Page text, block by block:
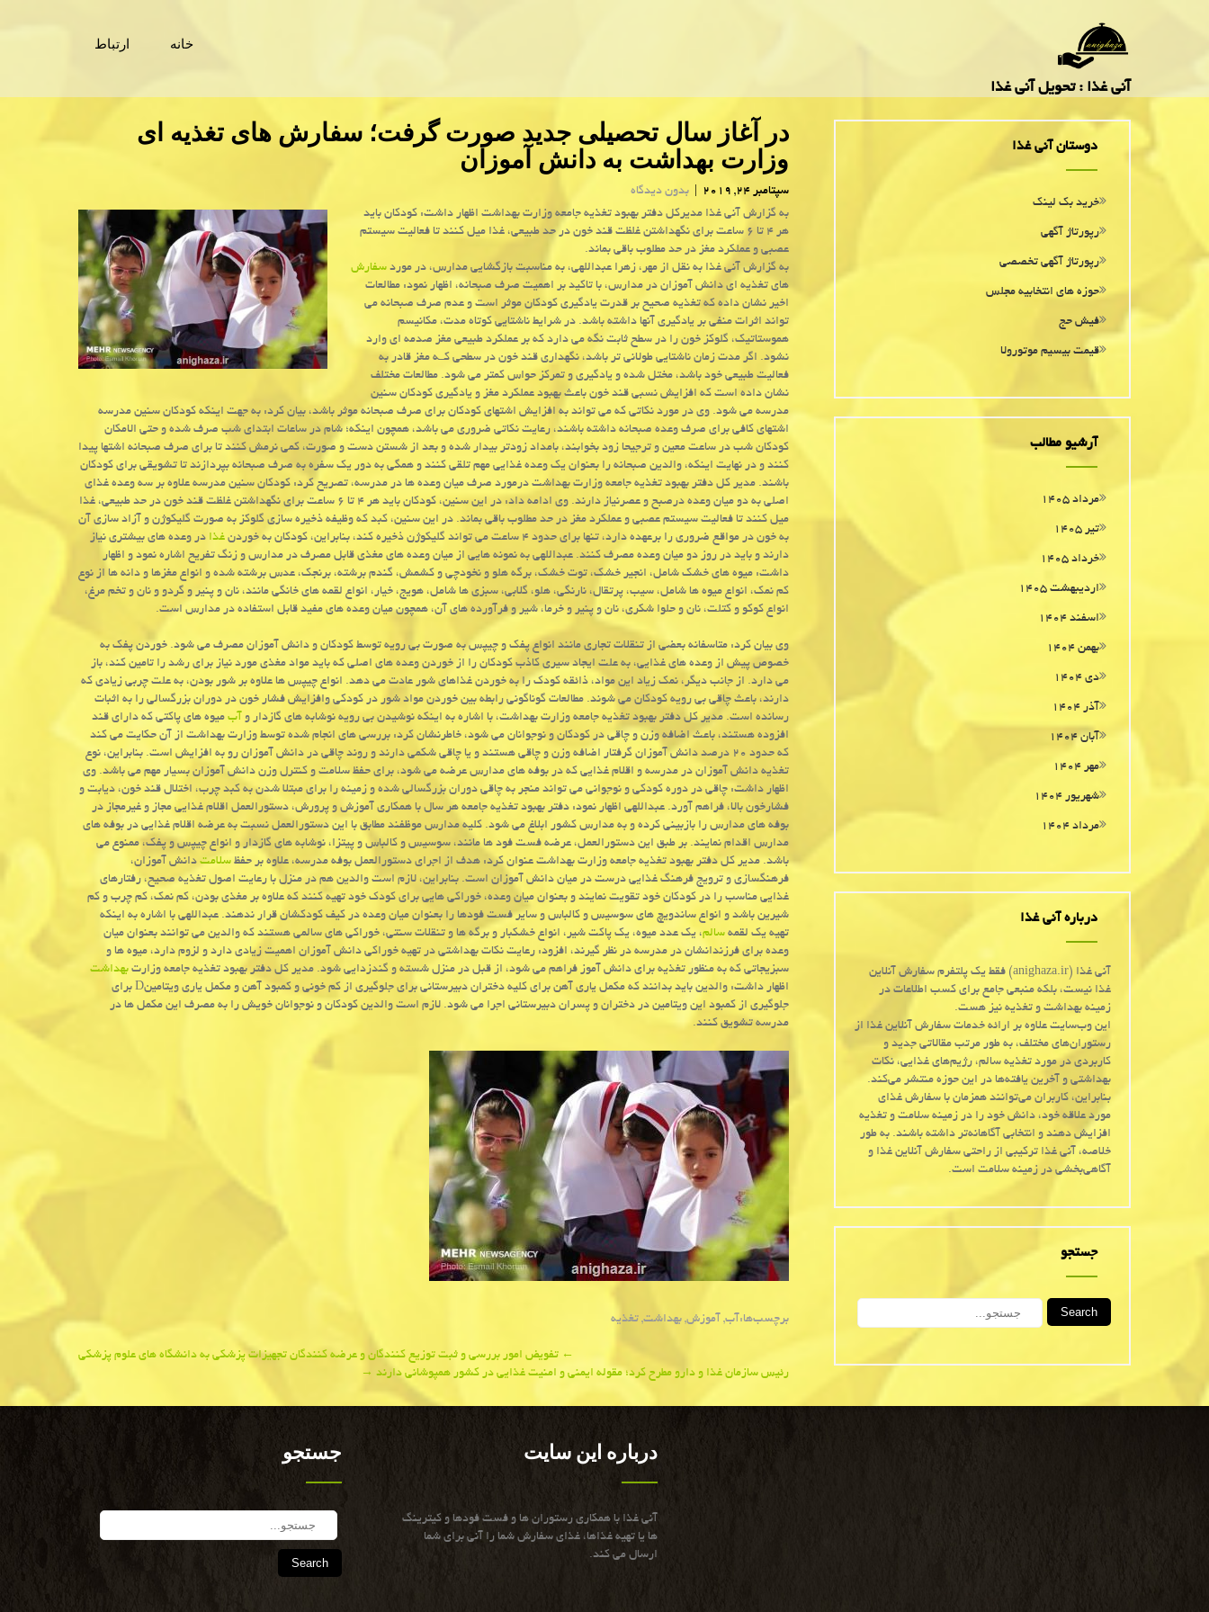
آنی غذا : تحویل آنی غذا
خانه ارتباط
در آغاز سال تحصیلی جدید صورت گرفت؛ سفارش های تغذیه ای
وزارت بهداشت به دانش آموزان
سپتامبر 24, 2019
بدون دیدگاه
به گزارش آنی غذا مدیركل دفتر بهبود تغذیه جامعه وزارت بهداشت اظهار داشت: كودكان باید
هر ۴ تا ۶ ساعت برای نگهداشتن غلظت قند خون در حد طبیعی، غذا میل كنند تا فعالیت سیستم
عصبی و عملكرد مغز در حد مطلوب باقی بماند.
به گزارش آنی غذا به نقل از مهر، زهرا عبداللهی، به مناسبت بازگشایی مدارس، در مورد سفارش
های تغذیه ای دانش آموزان در مدارس، با تاكید بر اهمیت صرف صبحانه، اظهار نمود: مطالعات
اخیر نشان داده كه تغذیه صحیح بر قدرت یادگیری كودكان موثر است و عدم صرف صبحانه می
تواند اثرات منفی بر یادگیری آنها داشته باشد. در شرایط ناشتایی كوتاه مدت، مكانیسم
هموستاتیك، گلوكز خون را در سطح ثابت نگه می دارد كه بر عملكرد طبیعی مغز صدمه ای وارد
نشود. اگر مدت زمان ناشتایی طولانی تر باشد، نگهداری قند خون در سطحی كــه مغز قادر به
فعالیت طبیعی خود باشد، مختل شده و یادگیری و تمركز حواس كمتر می شود. مطالعات مختلف
نشان داده است كه افزایش نسبی قند خون باعث بهبود عملكرد مغز و یادگیری كودكان سنین
مدرسه می شود. وی در مورد نكاتی كه می تواند به افزایش اشتهای كودكان برای صرف صبحانه موثر باشد، بیان كرد: به جهت اینكه كودكان سنین مدرسه
اشتهای كافی برای صرف وعده صبحانه داشته باشند، رعایت نكاتی ضروری می باشد، همچون اینكه؛ شام در ساعات ابتدای شب صرف شده و حتی الامكان
كودكان شب در ساعت معین و ترجیحا زود بخوابند، بامداد زودتر بیدار شده و بعد از شستن دست و صورت، كمی نرمش كنند تا برای صرف صبحانه اشتها پیدا
كنند و در نهایت اینكه، والدین صبحانه را بعنوان یك وعده غذایی مهم تلقی كنند و همگی به دور یك سفره به صرف صبحانه بپردازند تا تشویقی برای كودكان
باشند. مدیر كل دفتر بهبود تغذیه جامعه وزارت بهداشت درمورد صرف میان وعده ها در مدرسه، تصریح كرد: كودكان سنین مدرسه علاوه بر سه وعده غذای
اصلی به دو میان وعده درصبح و عصرنیاز دارند. وی ادامه داد: در این سنین، كودكان باید هر ۴ تا ۶ ساعت برای نگهداشتن غلظت قند خون در حد طبیعی، غذا
میل كنند تا فعالیت سیستم عصبی و عملكرد مغز در حد مطلوب باقی بماند. در این سنین، كبد كه وظیفه ذخیره سازی گلوكز به صورت گلیكوژن و آزاد سازی آن
به خون در مواقع ضروری را برعهده دارد، تنها برای حدود ۴ ساعت می تواند گلیكوژن ذخیره كند، بنابراین، كودكان به خوردن
غذا در وعده های بیشتری نیاز
دارند و باید در روز دو میان وعده مصرف كنند. عبداللهی به نمونه هایی از میان وعده های مغذی قابل مصرف در مدارس و زنگ تفریح اشاره نمود و اظهار
داشت: میوه های خشك شامل، انجیر خشك، توت خشك، برگه هلو و نخودچی و كشمش، گندم برشته، برنجك، عدس برشته شده و انواع مغزها و دانه ها از نوع
كم نمك، انواع میوه ها شامل، سیب، پرتقال، نارنگی، هلو، گلابی، سبزی ها شامل، هویج، خیار، انواع لقمه های خانگی مانند، نان و پنیر و گردو و نان و تخم مرغ،
انواع كوكو و كتلت، نان و حلوا شكری، نان و پنیر و خرما، شیر و فرآورده های آن، همچون میان وعده های مفید قابل استفاده در مدارس است.
وی بیان كرد: متاسفانه بعضی از تنقلات تجاری مانند انواع پفك و چیپس به صورت بی رویه توسط كودكان و دانش آموزان مصرف می شود. خوردن پفك به
خصوص پیش از وعده های غذایی، به علت ایجاد سیری كاذب كودكان را از خوردن وعده های اصلی كه باید مواد مغذی مورد نیاز برای رشد را تامین كند، باز
می دارد. از جانب دیگر، نمك زیاد این مواد، ذائقه كودك را به خوردن غذاهای شور عادت می دهد. انواع چیپس ها علاوه بر شور بودن، به علت چربی زیادی كه
دارند، باعث چاقی بی رویه كودكان می شوند. مطالعات گوناگونی رابطه بین خوردن مواد شور در كودكی وافزایش فشار خون در دوران بزرگسالی را به اثبات
رسانده است. مدیر كل دفتر بهبود تغذیه جامعه وزارت بهداشت، با اشاره به اینكه نوشیدن بی رویه نوشابه های گازدار و آب میوه های پاكتی كه دارای قند
افزوده هستند، باعث اضافه وزن و چاقی در كودكان و نوجوانان می شود، خاطرنشان كرد: بررسی های انجام شده توسط وزارت بهداشت از آن حكایت می كند
كه حدود ۲۰ درصد دانش آموزان گرفتار اضافه وزن و چاقی هستند و یا چاقی شكمی دارند و روند چاقی در دانش آموزان رو به افزایش است. بنابراین، نوع
تغذیه دانش آموزان در مدرسه و اقلام غذایی كه در بوفه های مدارس عرضه می شود، برای حفظ سلامت و كنترل وزن دانش آموزان بسیار مهم می باشد. وی
اظهار داشت: چاقی در دوره كودكی و نوجوانی می تواند منجر به چاقی دوران بزرگسالی شده و زمینه را برای مبتلا شدن به كبد چرب، اختلال قند خون، دیابت و
فشارخون بالا، فراهم آورد. عبداللهی اظهار نمود: دفتر بهبود تغذیه جامعه هر سال با همكاری آموزش و پرورش، دستورالعمل اقلام غذایی مجاز و غیرمجاز در
بوفه های مدارس را بازبینی كرده و به مدارس كشور ابلاغ می شود. كلیه مدارس موظفند مطابق با این دستورالعمل نسبت به عرضه اقلام غذایی در بوفه های
مدارس اقدام نمایند. بر طبق این دستورالعمل، عرضه فست فود ها مانند، سوسیس و كالباس و پیتزا، نوشابه های گازدار و انواع چیپس و پفك، ممنوع می
باشد. مدیر كل دفتر بهبود تغذیه جامعه وزارت بهداشت عنوان كرد: هدف از اجرای دستورالعمل بوفه مدرسه، علاوه بر حفظ سلامت دانش آموزان،
فرهنگسازی و ترویج فرهنگ غذایی درست در میان دانش آموزان است. بنابراین، لازم است والدین هم در منزل با رعایت اصول تغذیه صحیح، رفتارهای
غذایی مناسب را در كودكان خود تقویت نمایند و بعنوان میان وعده، خوراكی هایی برای كودك خود تهیه كنند كه علاوه بر مغذی بودن، كم نمك، كم چرب و كم
شیرین باشد و انواع ساندویچ های سوسیس و كالباس و سایر فست فودها را بعنوان میان وعده در كیف كودكشان قرار ندهند. عبداللهی با اشاره به اینكه
تهیه یك لقمه سالم، یك عدد میوه، یك پاكت شیر، انواع خشكبار و برگه ها و تنقلات سنتی، خوراكی های سالمی هستند كه والدین می توانند بعنوان میان
وعده برای فرزندانشان در مدرسه در نظر گیرند، افزود: رعایت نكات بهداشتی در تهیه خوراكی دانش آموزان اهمیت زیادی دارد و لزوم دارد، میوه ها و
سبزیجاتی كه به منظور تغذیه برای دانش آموز فراهم می شود، از قبل در منزل شسته و گندزدایی شود. مدیر كل دفتر بهبود تغذیه جامعه وزارت بهداشت
اظهار داشت: والدین باید بدانند كه مكمل یاری آهن برای كلیه دختران دبیرستانی برای جلوگیری از كم خونی و كمبود آهن و مكمل یاری ویتامینD برای
جلوگیری از كمبود این ویتامین در دختران و پسران دبیرستانی اجرا می شود. لازم است والدین كودكان و نوجوانان خویش را به مصرف این مكمل ها در
مدرسه تشویق كنند.
برچسب‌ها: آب, آموزش, بهداشت, تغذیه
navigation
← تفویض امور بررسی و ثبت توزیع كنندگان و عرضه كنندگان تجهیزات پزشكی به دانشگاه های علوم پزشكی
رئیس سازمان غذا و دارو مطرح كرد؛ مقوله ایمنی و امنیت غذایی در كشور همپوشانی دارند →
دوستان آنی غذا
خرید بک لینک
رپورتاژ آگهی
رپورتاژ آگهی تخصصی
حوزه های انتخابیه مجلس
فیش حج
قیمت بیسیم موتورولا
آرشیو مطالب
مرداد ۱۴۰۵
تیر ۱۴۰۵
خرداد ۱۴۰۵
اردیبهشت ۱۴۰۵
اسفند ۱۴۰۴
بهمن ۱۴۰۴
دی ۱۴۰۴
آذر ۱۴۰۴
آبان ۱۴۰۴
مهر ۱۴۰۴
شهریور ۱۴۰۴
مرداد ۱۴۰۴
درباره آنی غذا
آنی غذا (anighaza.ir) فقط یک پلتفرم سفارش آنلاین
غذا نیست، بلکه منبعی جامع برای کسب اطلاعات در
زمینه بهداشت و تغذیه نیز هست.
این وب‌سایت علاوه بر ارائه خدمات سفارش آنلاین غذا از
رستوران‌های مختلف، به طور مرتب مقالاتی جدید و
کاربردی در مورد تغذیه سالم، رژیم‌های غذایی، نکات
بهداشتی و آخرین یافته‌ها در این حوزه منتشر می‌کند.
بنابراین، کاربران می‌توانند همزمان با سفارش غذای
مورد علاقه خود، دانش خود را در زمینه سلامت و تغذیه
افزایش دهند و انتخابی آگاهانه‌تر داشته باشند. به طور
خلاصه، آنی غذا ترکیبی از راحتی سفارش آنلاین غذا و
آگاهی‌بخشی در زمینه سلامت است.
جستجو
Search
جستجو درباره این سایت
آنی غذا با همكاری رستوران ها و فست فودها و كیترینگ
ها یا تهیه غذاها، غذای سفارش شما را آنی برای شما
ارسال می كند.